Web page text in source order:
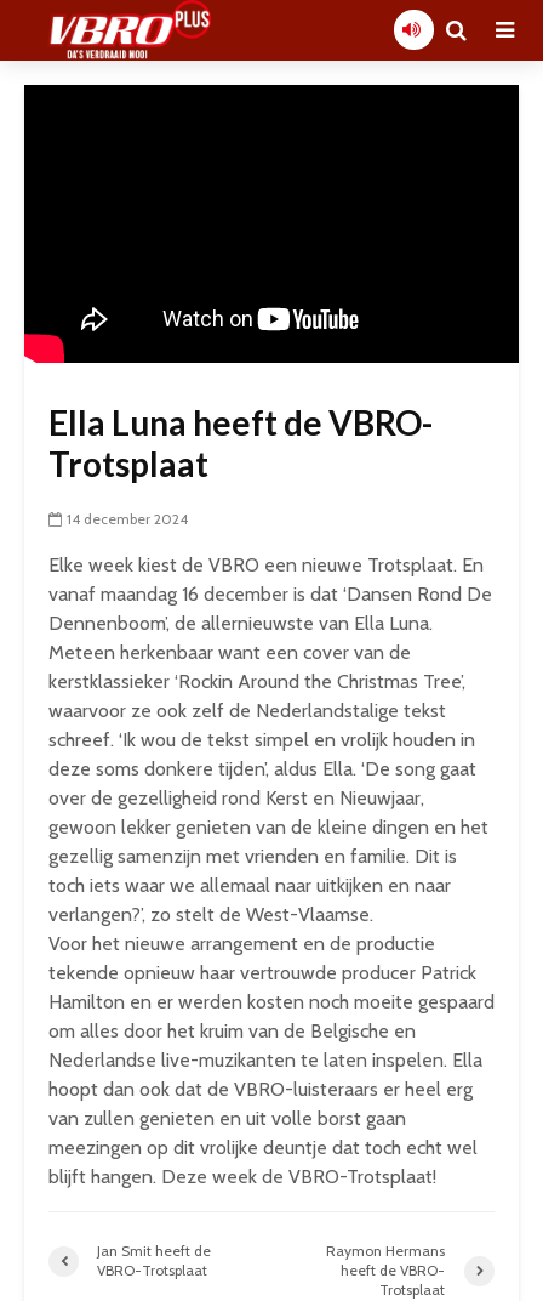
Ella Luna heeft de VBRO-
Trotsplaat
14 december 2024
Elke week kiest de VBRO een nieuwe Trotsplaat. En
vanaf maandag 16 december is dat ‘Dansen Rond De
Dennenboom’, de allernieuwste van Ella Luna.
Meteen herkenbaar want een cover van de
kerstklassieker ‘Rockin Around the Christmas Tree’,
waarvoor ze ook zelf de Nederlandstalige tekst
schreef. ‘Ik wou de tekst simpel en vrolijk houden in
deze soms donkere tijden’, aldus Ella. ‘De song gaat
over de gezelligheid rond Kerst en Nieuwjaar,
gewoon lekker genieten van de kleine dingen en het
gezellig samenzijn met vrienden en familie. Dit is
toch iets waar we allemaal naar uitkijken en naar
verlangen?’, zo stelt de West-Vlaamse.
Voor het nieuwe arrangement en de productie
tekende opnieuw haar vertrouwde producer Patrick
Hamilton en er werden kosten noch moeite gespaard
om alles door het kruim van de Belgische en
Nederlandse live-muzikanten te laten inspelen. Ella
hoopt dan ook dat de VBRO-luisteraars er heel erg
van zullen genieten en uit volle borst gaan
meezingen op dit vrolijke deuntje dat toch echt wel
blijft hangen. Deze week de VBRO-Trotsplaat!
Jan Smit heeft de
VBRO-Trotsplaat
Raymon Hermans
heeft de VBRO-
Trotsplaat